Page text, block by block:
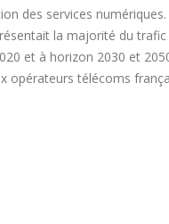
des services
la majorité du trafic
et à horizon 2030 et
télécoms